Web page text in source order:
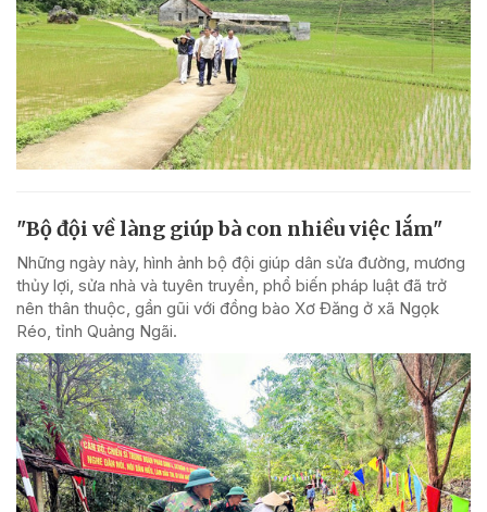
"Bộ đội về làng giúp bà con nhiều việc lắm"
Những ngày này, hình ảnh bộ đội giúp dân sửa đường, mương
thủy lợi, sửa nhà và tuyên truyền, phổ biến pháp luật đã trở
nên thân thuộc, gần gũi với đồng bào Xơ Đăng ở xã Ngọk
Réo, tỉnh Quảng Ngãi.